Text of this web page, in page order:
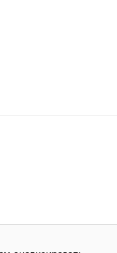
авторских прав